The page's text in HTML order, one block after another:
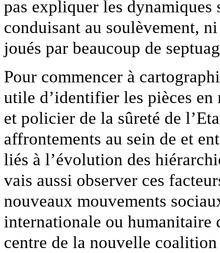
pas expliquer les
conduisant au soulèvement,
joués par beaucoup de
Pour commencer à
utile d’identifier les pièces
et policier de la sûreté de
affrontements au sein de et
liés à l’évolution des
vais aussi observer ces
nouveaux mouvements
internationale ou humanitaire
centre de la nouvelle